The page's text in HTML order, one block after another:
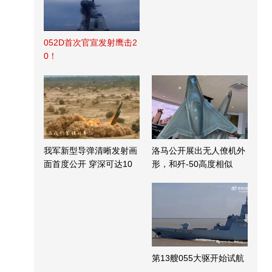
052D首次官宣发射鹰击2
0！
我军新型导弹清晰发射画
面首度公开 穿深可达10
洛马公开展出无人僚机外
形，和歼-50高度相似
第13艘055大驱开始试航